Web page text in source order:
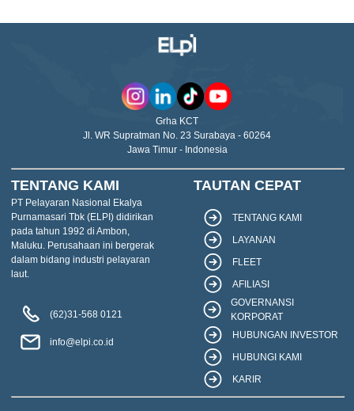
Grha KCT
Jl. WR Supratman No. 23 Surabaya - 60264
Jawa Timur - Indonesia
TENTANG KAMI
PT Pelayaran Nasional Ekalya
Purnamasari Tbk (ELPI) didirikan
pada tahun 1992 di Ambon,
Maluku. Perusahaan ini bergerak
dalam bidang industri pelayaran
laut.
(62)31-568 0121
info@elpi.co.id
TAUTAN CEPAT
TENTANG KAMI
LAYANAN
FLEET
AFILIASI
GOVERNANSI
KORPORAT
HUBUNGAN INVESTOR
HUBUNGI KAMI
KARIR